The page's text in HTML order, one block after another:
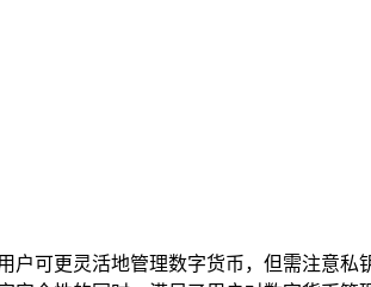
户可更灵活地管理数字货币，但需注意私